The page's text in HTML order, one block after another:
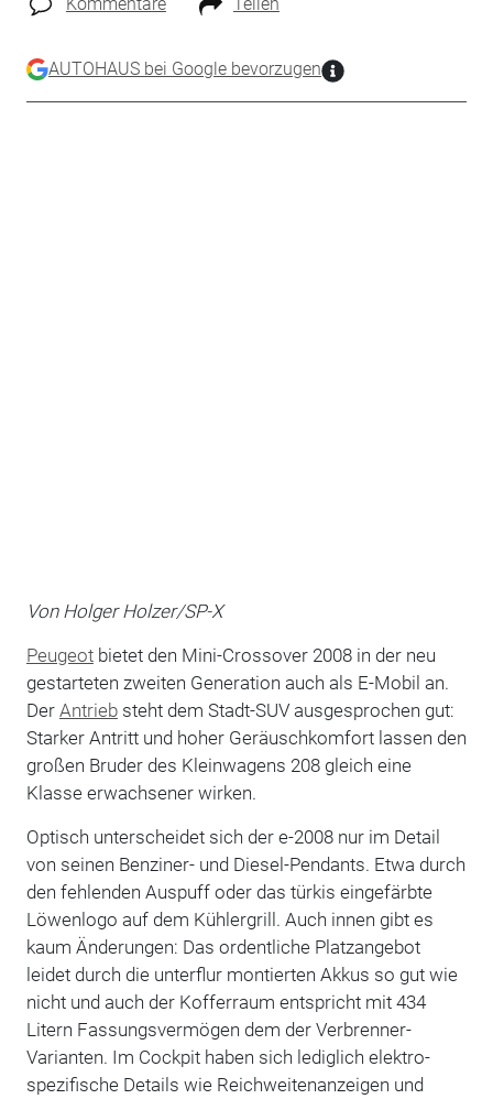
AUTOHAUS bei Google bevorzugen
Von Holger Holzer/SP-X
Peugeotbietet den Mini-Crossover 2008 in der neu
gestarteten zweiten Generation auch als E-Mobil an.
Der Antriebsteht dem Stadt-SUV ausgesprochen gut:
Starker Antritt und hoher Geräuschkomfort lassen den
großen Bruder des Kleinwagens 208 gleich eine
Klasse erwachsener wirken.
Optisch unterscheidet sich der e-2008 nur im Detail
von seinen Benziner- und Diesel-Pendants. Etwa durch
den fehlenden Auspuff oder das türkis eingefärbte
Löwenlogo auf dem Kühlergrill. Auch innen gibt es
kaum Änderungen: Das ordentliche Platzangebot
leidet durch die unterflur montierten Akkus so gut wie
nicht und auch der Kofferraum entspricht mit 434
Litern Fassungsvermögen dem der Verbrenner-
Varianten. Im Cockpit haben sich lediglich elektro-
spezifische Details wie Reichweitenanzeigen und